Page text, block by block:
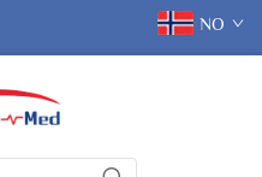
NO